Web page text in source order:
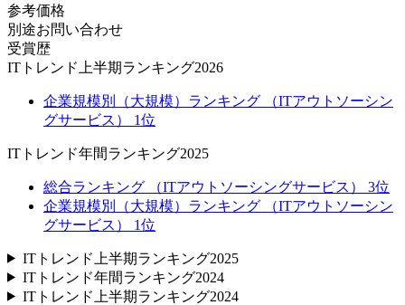
参考価格
別途お問い合わせ
受賞歴
ITトレンド上半期ランキング2026
企業規模別（大規模）ランキング （ITアウトソーシン
グサービス） 1位
ITトレンド年間ランキング2025
総合ランキング （ITアウトソーシングサービス） 3位
企業規模別（大規模）ランキング （ITアウトソーシン
グサービス） 1位
ITトレンド上半期ランキング2025
ITトレンド年間ランキング2024
ITトレンド上半期ランキング2024